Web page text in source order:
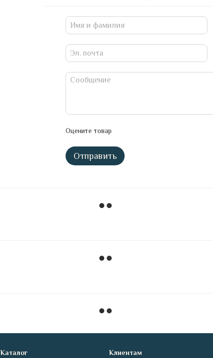
Оцените товар
Отправить
Каталог Клиентам